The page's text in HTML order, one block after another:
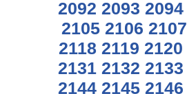
2092 2093 2094
2105 2106 2107
2118 2119 2120
2131 2132 2133
2144 2145 2146